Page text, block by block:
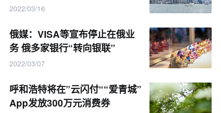
2022/03/16
俄媒：VISA等宣布停止在俄业
务 俄多家银行“转向银联”
2022/03/07
呼和浩特将在”云闪付““爱青城”
App发放300万元消费券